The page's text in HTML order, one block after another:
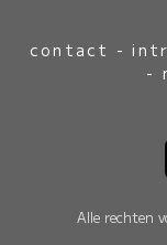
contact -
-
Alle rechten